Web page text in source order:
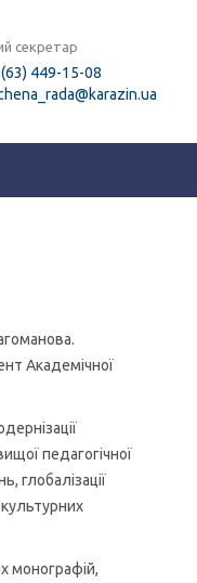
секретар
449-15-08
Академічної
педагогічної
глобалізації
монографій,